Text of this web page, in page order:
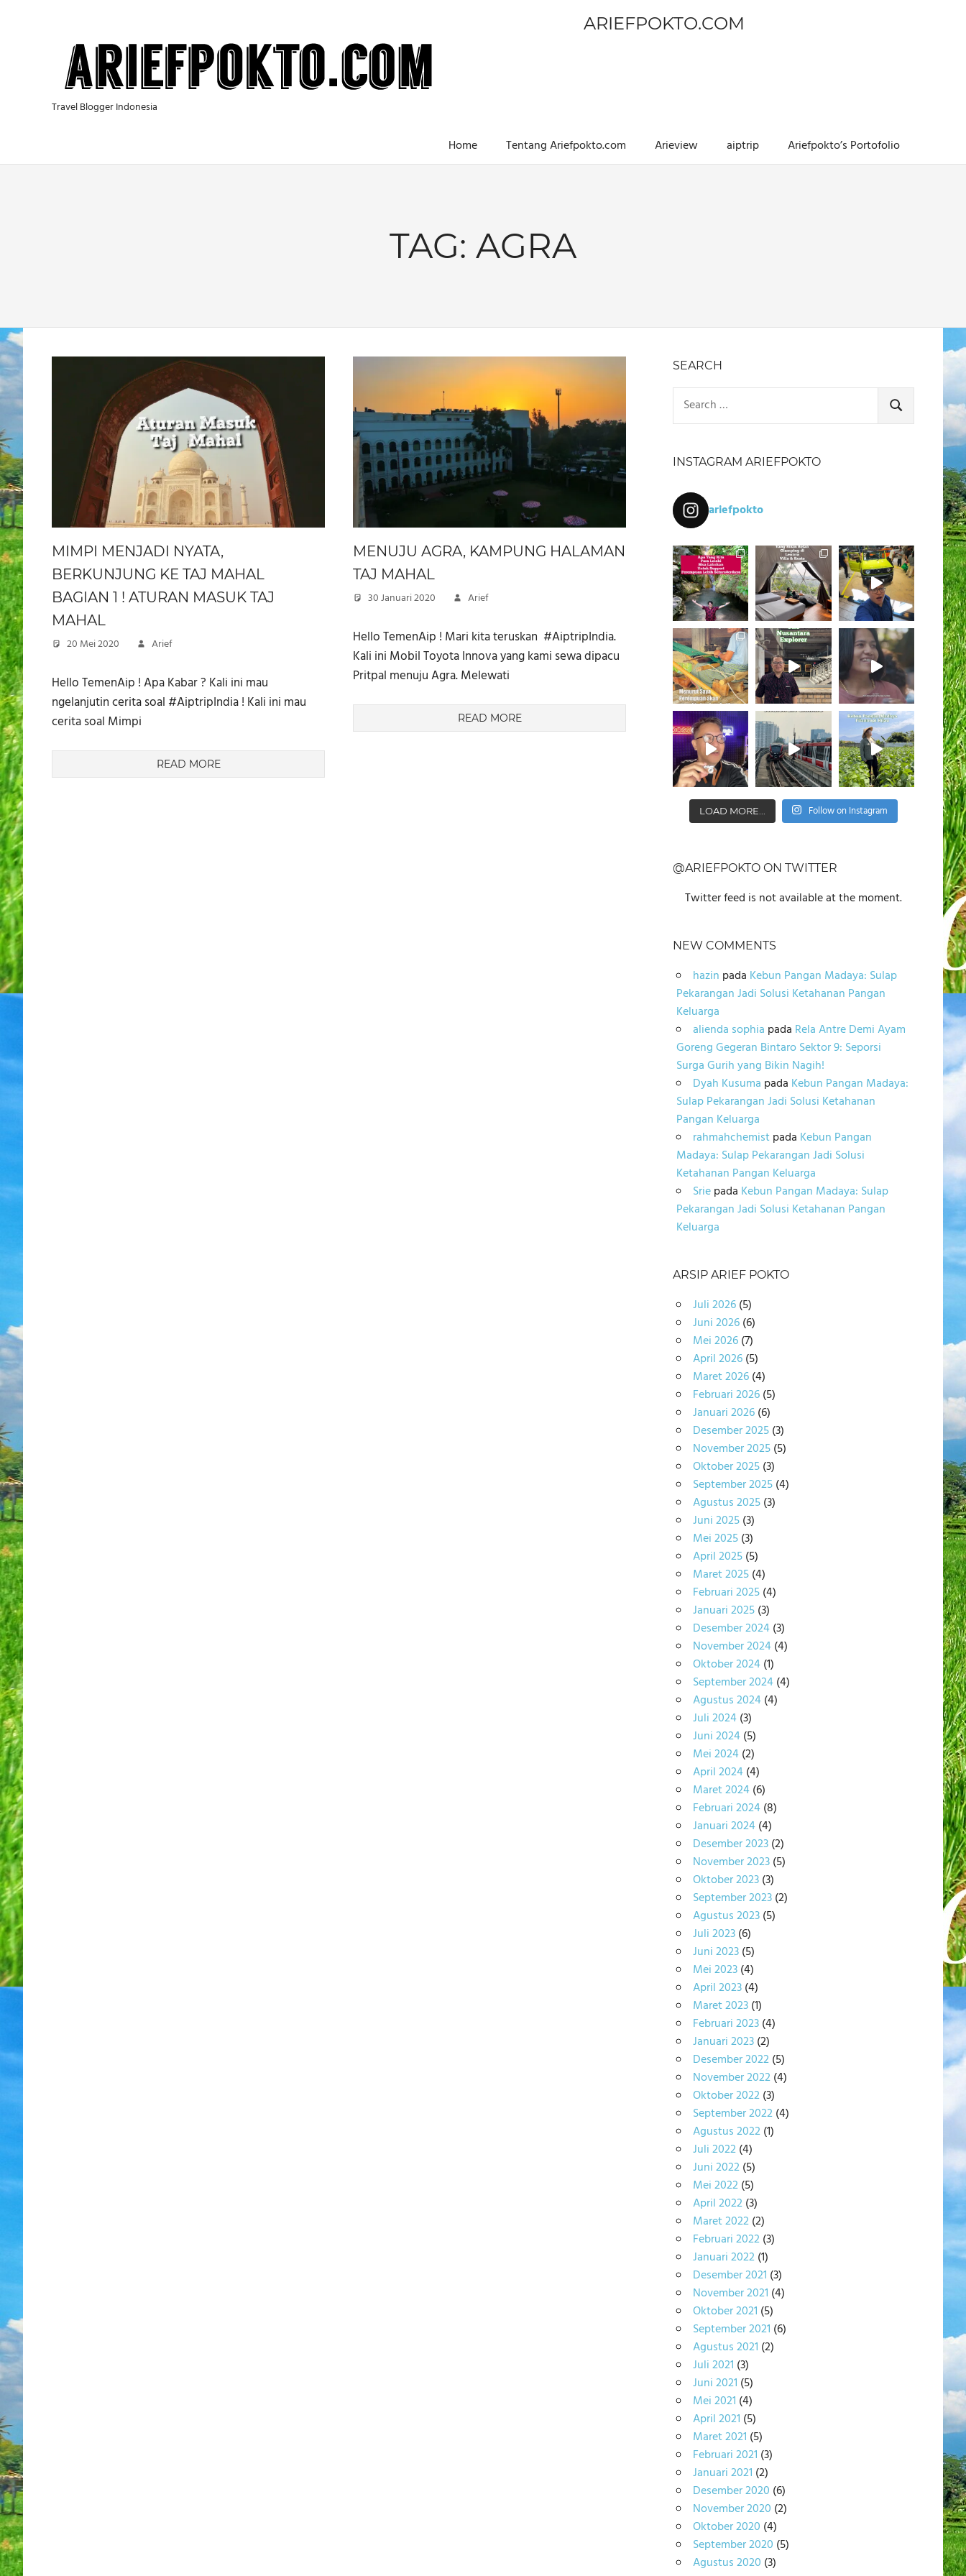
ARIEFPOKTO.COM
Travel Blogger Indonesia
Home Tentang Ariefpokto.com Arieview aiptrip Ariefpokto’s Portofolio
TAG: AGRA
MIMPI MENJADI NYATA,
BERKUNJUNG KE TAJ MAHAL
BAGIAN 1 ! ATURAN MASUK TAJ
MAHAL
20 Mei 2020 Arief
Hello TemenAip ! Apa Kabar ? Kali ini mau
ngelanjutin cerita soal #AiptripIndia ! Kali ini mau
cerita soal Mimpi
READ MORE
MENUJU AGRA, KAMPUNG HALAMAN
TAJ MAHAL
30 Januari 2020 Arief
Hello TemenAip ! Mari kita teruskan #AiptripIndia.
Kali ini Mobil Toyota Innova yang kami sewa dipacu
Pritpal menuju Agra. Melewati
READ MORE
SEARCH
Search
for:
SEARCH
INSTAGRAM ARIEFPOKTO
ariefpokto
LOAD MORE... Follow on Instagram
@ARIEFPOKTO ON TWITTER
Twitter feed is not available at the moment.
NEW COMMENTS
hazin pada Kebun Pangan Madaya: Sulap
Pekarangan Jadi Solusi Ketahanan Pangan
Keluarga
alienda sophia pada Rela Antre Demi Ayam
Goreng Gegeran Bintaro Sektor 9: Seporsi
Surga Gurih yang Bikin Nagih!
Dyah Kusuma pada Kebun Pangan Madaya:
Sulap Pekarangan Jadi Solusi Ketahanan
Pangan Keluarga
rahmahchemistpada Kebun Pangan
Madaya: Sulap Pekarangan Jadi Solusi
Ketahanan Pangan Keluarga
Sriepada Kebun Pangan Madaya: Sulap
Pekarangan Jadi Solusi Ketahanan Pangan
Keluarga
ARSIP ARIEF POKTO
Juli 2026(5)
Juni 2026(6)
Mei 2026(7)
April 2026(5)
Maret 2026(4)
Februari 2026(5)
Januari 2026(6)
Desember 2025(3)
November 2025(5)
Oktober 2025(3)
September 2025(4)
Agustus 2025(3)
Juni 2025(3)
Mei 2025(3)
April 2025(5)
Maret 2025(4)
Februari 2025(4)
Januari 2025(3)
Desember 2024(3)
November 2024(4)
Oktober 2024(1)
September 2024(4)
Agustus 2024(4)
Juli 2024(3)
Juni 2024(5)
Mei 2024(2)
April 2024(4)
Maret 2024(6)
Februari 2024(8)
Januari 2024(4)
Desember 2023(2)
November 2023(5)
Oktober 2023(3)
September 2023(2)
Agustus 2023(5)
Juli 2023(6)
Juni 2023(5)
Mei 2023(4)
April 2023(4)
Maret 2023(1)
Februari 2023(4)
Januari 2023(2)
Desember 2022(5)
November 2022(4)
Oktober 2022(3)
September 2022(4)
Agustus 2022(1)
Juli 2022(4)
Juni 2022(5)
Mei 2022(5)
April 2022(3)
Maret 2022(2)
Februari 2022(3)
Januari 2022(1)
Desember 2021 (3)
November 2021 (4)
Oktober 2021 (5)
September 2021 (6)
Agustus 2021 (2)
Juli 2021 (3)
Juni 2021 (5)
Mei 2021 (4)
April 2021 (5)
Maret 2021 (5)
Februari 2021 (3)
Januari 2021 (2)
Desember 2020 (6)
November 2020 (2)
Oktober 2020 (4)
September 2020 (5)
Agustus 2020 (3)